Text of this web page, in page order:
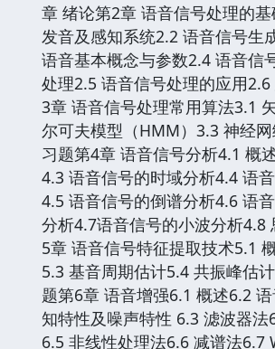
章 绪论第2章 语音信号处理的
发音及感知系统2.2 语音信号生
语音基本概念与参数2.4 语音信
处理2.5 语音信号处理的应用
3章 语音信号处理常用算法3.1
尔可夫模型（HMM）3.3 神经
习题第4章 语音信号分析4.1 概
4.3 语音信号的时域分析4.4 语
4.5 语音信号的倒谱分析4.6 语
分析4.7语音信号的小波分析4.8
5章 语音信号特征提取技术5.1
5.3 基音周期估计5.4 共振峰估
题第6章 语音增强6.1 概述6.2
知特性及噪声特性 6.3 滤波器
6.5 非线性处理法6.6 减谱法6.7